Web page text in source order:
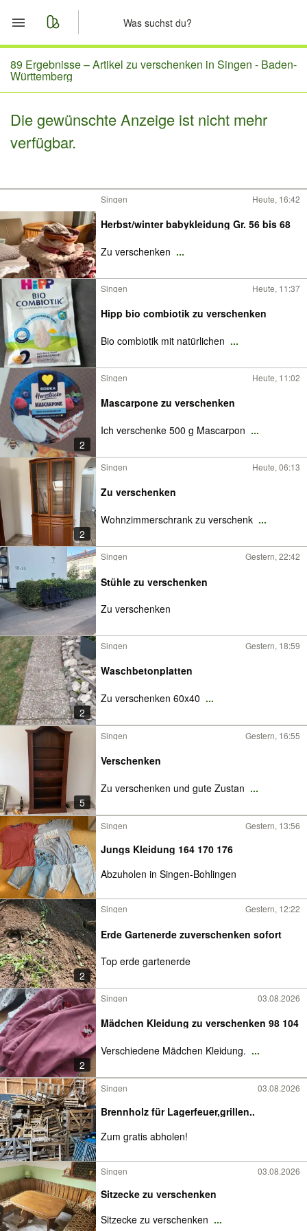
Start
Merkliste
Nachrichten
89 Ergebnisse –Artikel zu verschenken in Singen - Baden-
Württemberg
Die gewünschte Anzeige ist nicht mehr
verfügbar.
Singen Heute, 16:42
Herbst/winter babykleidung Gr. 56 bis 68
Zu verschenken ...
Singen Heute, 11:37
Hipp bio combiotik zu verschenken
Bio combiotik mit natürlichen ...
2
Singen Heute, 11:02
Mascarpone zu verschenken
Ich verschenke 500 g Mascarpon ...
2
Singen Heute, 06:13
Zu verschenken
Wohnzimmerschrank zu verschenk ...
Singen Gestern, 22:42
Stühle zu verschenken
Zu verschenken
2
Singen Gestern, 18:59
Waschbetonplatten
Zu verschenken 60x40 ...
5
Singen Gestern, 16:55
Verschenken
Zu verschenken und gute Zustan ...
Singen Gestern, 13:56
Jungs Kleidung 164 170 176
Abzuholen in Singen-Bohlingen
2
Singen Gestern, 12:22
Erde Gartenerde zuverschenken sofort
Top erde gartenerde
2
Singen 03.08.2026
Mädchen Kleidung zu verschenken 98 104
Verschiedene Mädchen Kleidung. ...
Singen 03.08.2026
Brennholz für Lagerfeuer,grillen..
Zum gratis abholen!
Singen 03.08.2026
Sitzecke zu verschenken
Sitzecke zu verschenken ...